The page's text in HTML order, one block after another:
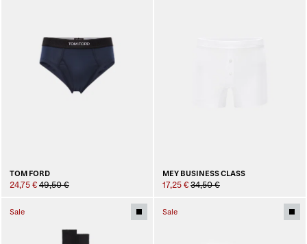
TOM FORD
24,75 € 49,50 €
MEY BUSINESS CLASS
17,25 € 34,50 €
Sale Sale